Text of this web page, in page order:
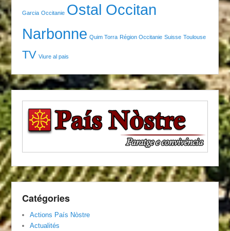
Garcia Occitanie Ostal Occitan
Narbonne Quim Torra Région Occitanie Suisse Toulouse
TV Viure al pais
Catégories
Actions País Nòstre
Actualités